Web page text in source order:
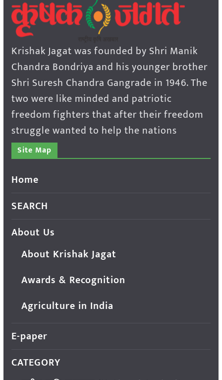
Krishak Jagat was founded by Shri Manik
Chandra Bondriya and his younger brother
Shri Suresh Chandra Gangrade in 1946. The
two were like minded and patriotic
freedom fighters that after their freedom
struggle wanted to help the nations
Site Map
Home
SEARCH
About Us
About Krishak Jagat
Awards & Recognition
Agriculture in India
E-paper
CATEGORY